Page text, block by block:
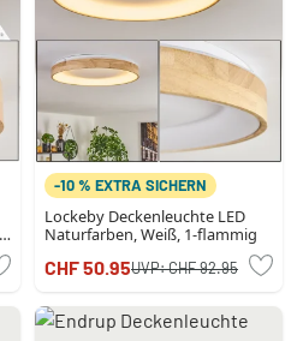
-10 % EXTRA SICHERN
Lockeby Deckenleuchte LED
Naturfarben, Weiß, 1-flammig
CHF 50.95UVP:CHF 92.95